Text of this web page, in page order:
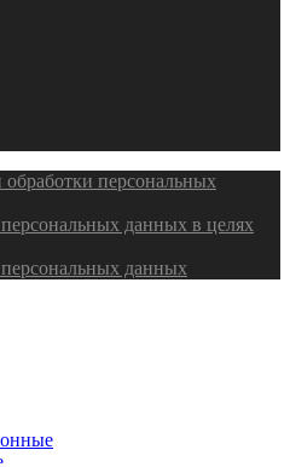
персональных
данных в целях
данных